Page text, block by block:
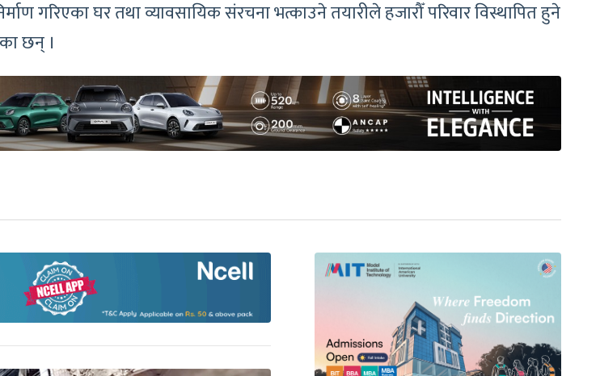
गरिएका घर तथा व्यावसायिक संरचना भत्काउने तयारीले हजारौँ परिवार विस्थापित हुने
छन् ।